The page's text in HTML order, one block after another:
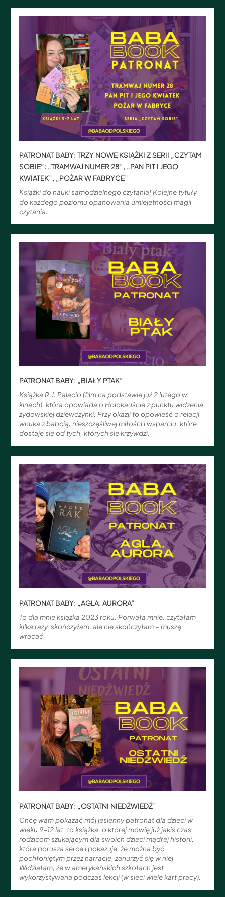
PATRONAT BABY: TRZY NOWE KSIĄŻKI Z SERII „CZYTAM
SOBIE”: „TRAMWAJ NUMER 28″, „PAN PIT I JEGO
KWIATEK”, „POŻAR W FABRYCE”
Książki do nauki samodzielnego czytania! Kolejne tytuły
do każdego poziomu opanowania umiejętności magii
czytania.
PATRONAT BABY: „BIAŁY PTAK”
Książka R.J. Palacio (film na podstawie już 2 lutego w
kinach), która opowiada o Holokauście z punktu widzenia
żydowskiej dziewczynki. Przy okazji to opowieść o relacji
wnuka z babcią, nieszczęśliwej miłości i wsparciu, które
dostaje się od tych, których się krzywdzi.
PATRONAT BABY: „AGLA. AURORA”
To dla mnie książka 2023 roku. Porwała mnie, czytałam
kilka razy, skończyłam, ale nie skończyłam – muszę
wracać.
PATRONAT BABY: „OSTATNI NIEDŹWIEDŹ”
Chcę wam pokazać mój jesienny patronat dla dzieci w
wieku 9-12 lat, to książka, o której mówię już jakiś czas
rodzicom szukającym dla swoich dzieci mądrej historii,
która porusza serce i pokazuje, że można być
pochłoniętym przez narrację, zanurzyć się w niej.
Widziałam, że w amerykańskich szkołach jest
wykorzystywana podczas lekcji (w sieci wiele kart pracy).